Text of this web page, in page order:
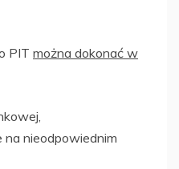
PIT można dokonać w
na nieodpowiednim